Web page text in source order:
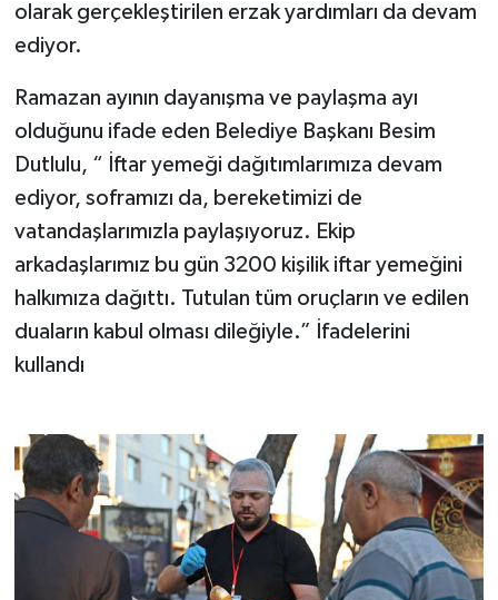
olarak gerçekleştirilen erzak yardımları da devam
ediyor.
Ramazan ayının dayanışma ve paylaşma ayı
olduğunu ifade eden Belediye Başkanı Besim
Dutlulu, “ İftar yemeği dağıtımlarımıza devam
ediyor, soframızı da, bereketimizi de
vatandaşlarımızla paylaşıyoruz. Ekip
arkadaşlarımız bu gün 3200 kişilik iftar yemeğini
halkımıza dağıttı. Tutulan tüm oruçların ve edilen
duaların kabul olması dileğiyle.” İfadelerini
kullandı